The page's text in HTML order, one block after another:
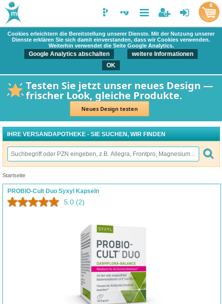
Cookies erleichtern die Bereitstellung unserer Dienste. Mit der Nutzung unserer
Dienste erklären Sie sich damit einverstanden, dass wir Cookies verwenden.
Weiterhin verwendet die Seite Google Analytics.
Google Analytics abschalten
weitere Informationen
OK
Testen Sie jetzt unser neues Design —
frischer Look, gleiche Produkte.
Neues Design testen
0
IHRE VERSANDAPOTHEKE - SIE SUCHEN, WIR FINDEN
Startseite
PROBIO-Cult Duo Syxyl Kapseln
5.0 (2)